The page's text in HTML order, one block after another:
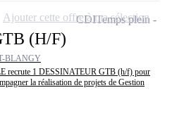
(H/F)
BLANGY
recrute 1 DESSINATEUR GTB (h/f) pour
la réalisation de projets de Gestion
CDITemps plein
Ajouter cette offre à ma sélection